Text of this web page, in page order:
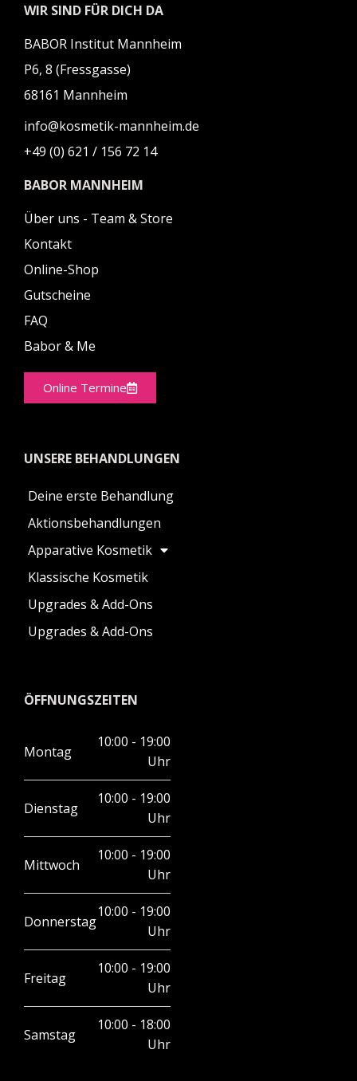
WIR SIND FÜR DICH DA
BABOR Institut Mannheim
P6, 8 (Fressgasse)
68161 Mannheim
info@kosmetik-mannheim.de
+49 (0) 621 / 156 72 14
BABOR MANNHEIM
Über uns - Team & Store
Kontakt
Online-Shop
Gutscheine
FAQ
Babor & Me
Online Termine
UNSERE BEHANDLUNGEN
Deine erste Behandlung
Aktionsbehandlungen
Apparative Kosmetik
Klassische Kosmetik
Upgrades & Add-Ons
Upgrades & Add-Ons
ÖFFNUNGSZEITEN
Montag
10:00 - 19:00
Uhr
Dienstag
10:00 - 19:00
Uhr
Mittwoch
10:00 - 19:00
Uhr
Donnerstag
10:00 - 19:00
Uhr
Freitag
10:00 - 19:00
Uhr
Samstag
10:00 - 18:00
Uhr